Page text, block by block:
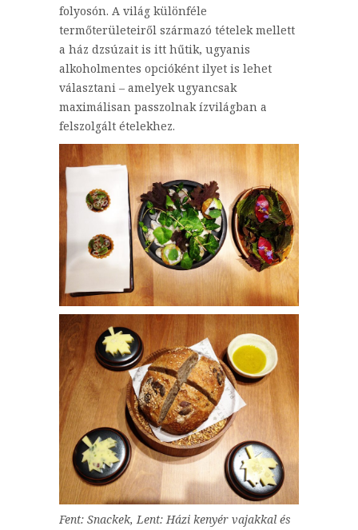
folyosón. A világ különféle
termőterületeiről származó tételek mellett
a ház dzsúzait is itt hűtik, ugyanis
alkoholmentes opcióként ilyet is lehet
választani – amelyek ugyancsak
maximálisan passzolnak ízvilágban a
felszolgált ételekhez.
Fent: Snackek, Lent: Házi kenyér vajakkal és